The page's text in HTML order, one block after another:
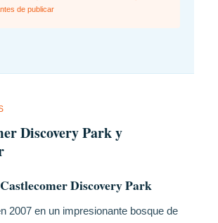
de publicar
Discovery Park y
Discovery Park
2007 en un impresionante bosque de